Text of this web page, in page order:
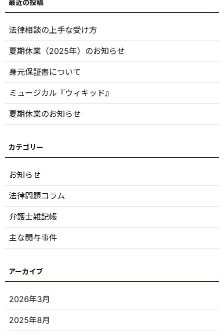
法律相談の上手な受け方
夏期休業（2025年）のお知らせ
身元保証書について
ミュージカル『ウィキッド』
夏期休業のお知らせ
お知らせ
法律問題コラム
弁護士雑記帳
主な関与事件
2026年3月
2025年8月